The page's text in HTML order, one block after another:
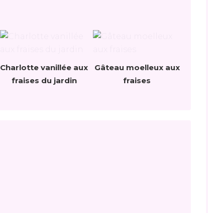
Charlotte vanillée aux
fraises du jardin
Gâteau moelleux aux
fraises